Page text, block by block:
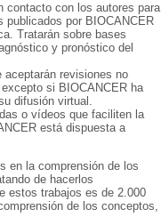
contacto con los autores para
por BIOCANCER
Tratarán sobre bases
y pronóstico del
aceptarán revisiones no
si BIOCANCER ha
difusión virtual.
o vídeos que faciliten la
está dispuesta a
en la comprensión de los
de hacerlos
estos trabajos es de 2.000
de los conceptos,